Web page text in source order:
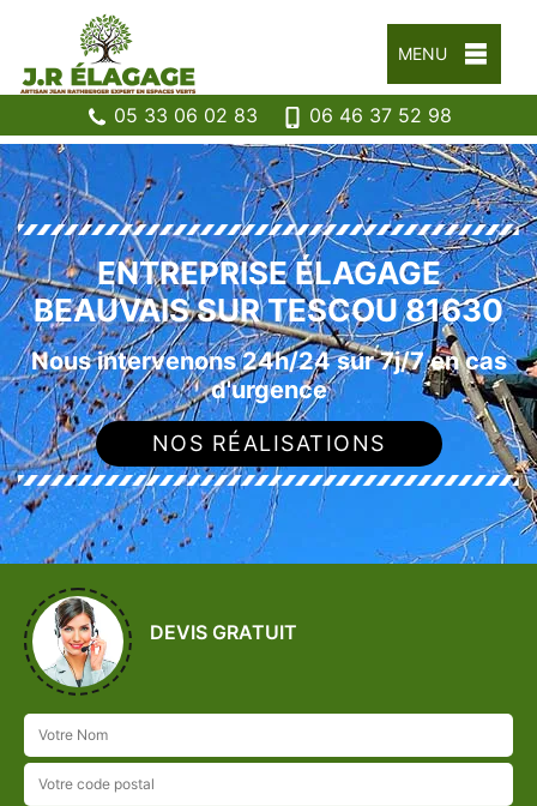
MENU
05 33 06 02 83 06 46 37 52 98
ENTREPRISE ÉLAGAGE
BEAUVAIS SUR TESCOU 81630
Nous intervenons 24h/24 sur 7j/7 en cas
d'urgence
NOS RÉALISATIONS
DEVIS GRATUIT